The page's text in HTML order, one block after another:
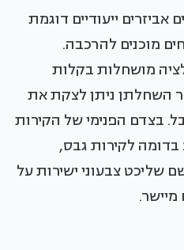
אביזרים ייעודיים דוגמת
מוכנים להרכבה.
מושחלות בקלות
השחלתן ניתן לצקת את
בצדם הפנימי של הקירות
לקירות גבס,
שליכט צבעוני ישירות על